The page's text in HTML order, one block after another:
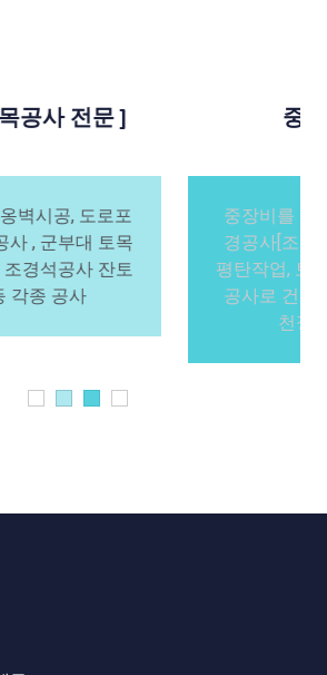
를 이용한 토목공사
공사 , 터파기공사, 토사운반, 조
돌쌓기공사, 절토, 성토해서 부지
구조물 토목공사, 구획정리 토목
, 경지정리 및 개토, 도로공사, 하